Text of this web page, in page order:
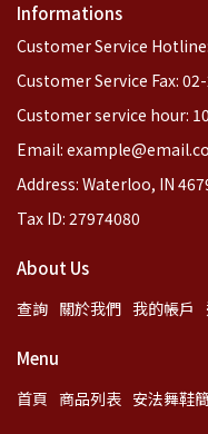
Informations
Customer Service
Customer Service Fax:
Customer service hour:
Email:
Address: Waterloo, IN
Tax ID: 27974080
About Us
查詢 關於我們 我的帳戶
Menu
首頁 商品列表 安法舞鞋